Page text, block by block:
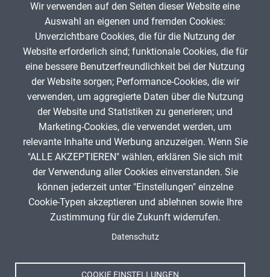
Verständnisses von Rationalen Zahlen bzw. Negativen Zahlen.
App melden
Infos zum Urheberrecht
KI Gemini, Prompt durch Matthias Högemann
ANZEIGE
Spenden
Impressum
Wir verwenden auf den Seiten dieser Website eine
Auswahl an eigenen und fremden Cookies:
Unverzichtbare Cookies, die für die Nutzung der
Website erforderlich sind; funktionale Cookies, die für
eine bessere Benutzerfreundlichkeit bei der Nutzung
der Website sorgen; Performance-Cookies, die wir
verwenden, um aggregierte Daten über die Nutzung
der Website und Statistiken zu generieren; und
Marketing-Cookies, die verwendet werden, um
relevante Inhalte und Werbung anzuzeigen. Wenn Sie
"ALLE AKZEPTIEREN" wählen, erklären Sie sich mit
der Verwendung aller Cookies einverstanden. Sie
können jederzeit unter "Einstellungen" einzelne
Cookie-Typen akzeptieren und ablehnen sowie Ihre
Zustimmung für die Zukunft widerrufen.
Datenschutz
COOKIE EINSTELLUNGEN